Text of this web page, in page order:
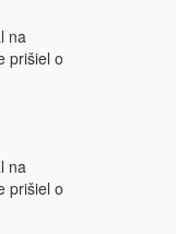
na
prišiel o
na
prišiel o